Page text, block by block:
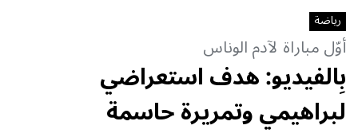
رياضة
أوّل مباراة لآدم الوناس
بِالفيديو: هدف استعراضي
لبراهيمي وتمريرة حاسمة